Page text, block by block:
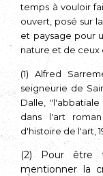
temps à vouloir
ouvert, posé sur
et paysage pour
nature et de ceux
(1) Alfred
seigneurie de
Dalle,
dans l'art
d'histoire de l'art,
(2) Pour être
mentionner la